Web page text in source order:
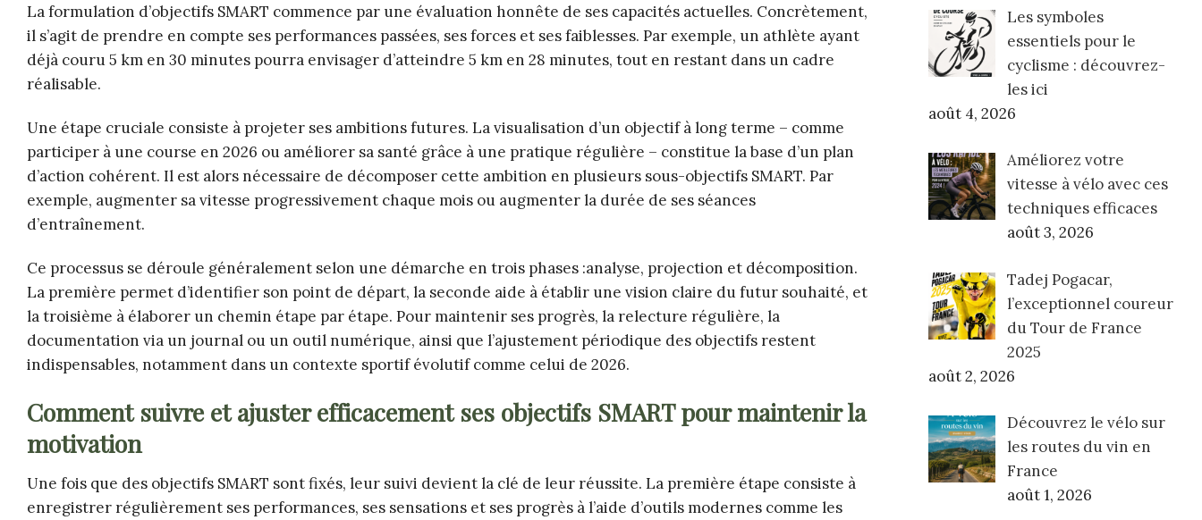
La formulation d’objectifs SMART commence par une évaluation honnête de ses capacités actuelles. Concrètement,
il s’agit de prendre en compte ses performances passées, ses forces et ses faiblesses. Par exemple, un athlète ayant
déjà couru 5 km en 30 minutes pourra envisager d’atteindre 5 km en 28 minutes, tout en restant dans un cadre
réalisable.
Une étape cruciale consiste à projeter ses ambitions futures. La visualisation d’un objectif à long terme – comme
participer à une course en 2026 ou améliorer sa santé grâce à une pratique régulière – constitue la base d’un plan
d’action cohérent. Il est alors nécessaire de décomposer cette ambition en plusieurs sous-objectifs SMART. Par
exemple, augmenter sa vitesse progressivement chaque mois ou augmenter la durée de ses séances
d’entraînement.
Ce processus se déroule généralement selon une démarche en trois phases :analyse, projection et décomposition.
La première permet d’identifier son point de départ, la seconde aide à établir une vision claire du futur souhaité, et
la troisième à élaborer un chemin étape par étape. Pour maintenir ses progrès, la relecture régulière, la
documentation via un journal ou un outil numérique, ainsi que l’ajustement périodique des objectifs restent
indispensables, notamment dans un contexte sportif évolutif comme celui de 2026.
Comment suivre et ajuster efficacement ses objectifs SMART pour maintenir la
motivation
Une fois que des objectifs SMART sont fixés, leur suivi devient la clé de leur réussite. La première étape consiste à
enregistrer régulièrement ses performances, ses sensations et ses progrès à l’aide d’outils modernes comme les
Les symboles
essentiels pour le
cyclisme : découvrez-
les ici
août 4, 2026
Améliorez votre
vitesse à vélo avec ces
techniques efficaces
août 3, 2026
Tadej Pogacar,
l’exceptionnel coureur
du Tour de France
2025
août 2, 2026
Découvrez le vélo sur
les routes du vin en
France
août 1, 2026